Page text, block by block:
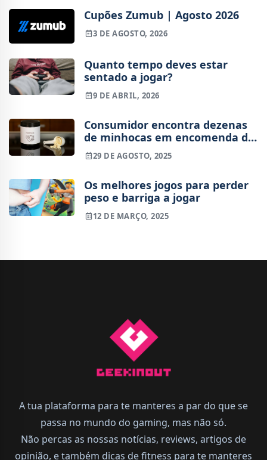
Cupões Zumub | Agosto 2026
3 DE AGOSTO, 2026
Quanto tempo deves estar
sentado a jogar?
9 DE ABRIL, 2026
Consumidor encontra dezenas
de minhocas em encomenda de
proteína
29 DE AGOSTO, 2025
Os melhores jogos para perder
peso e barriga a jogar
12 DE MARÇO, 2025
A tua plataforma para te manteres a par do que se
passa no mundo do gaming, mas não só.
Não percas as nossas notícias, reviews, artigos de
opinião, e também dicas de fitness para te manteres